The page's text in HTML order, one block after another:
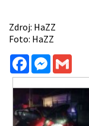
Zdroj: HaZZ
Foto: HaZZ
FacebookMessenger